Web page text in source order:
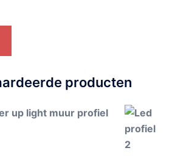
producten
up light muur profiel